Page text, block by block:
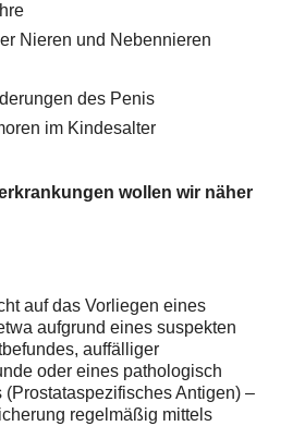
Nieren und Nebennieren
des Penis
im Kindesalter
wollen wir näher
auf das Vorliegen eines
aufgrund eines suspekten
auffälliger
oder eines pathologisch
Antigen) –
regelmäßig mittels